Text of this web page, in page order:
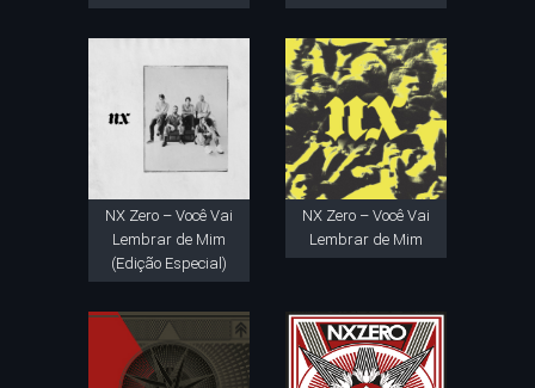
NX Zero – Você Vai
Lembrar de Mim
(Edição Especial)
NX Zero – Você Vai
Lembrar de Mim